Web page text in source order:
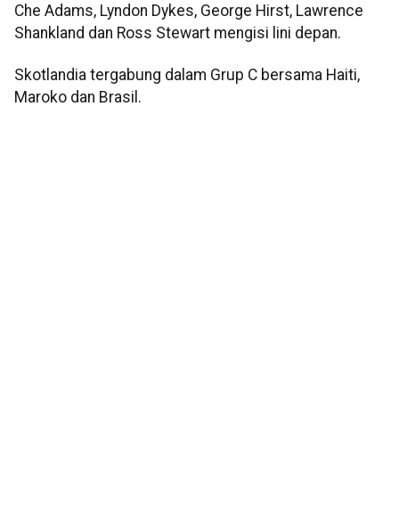
Che Adams, Lyndon Dykes, George Hirst, Lawrence
Shankland dan Ross Stewart mengisi lini depan.
Skotlandia tergabung dalam Grup C bersama Haiti,
Maroko dan Brasil.